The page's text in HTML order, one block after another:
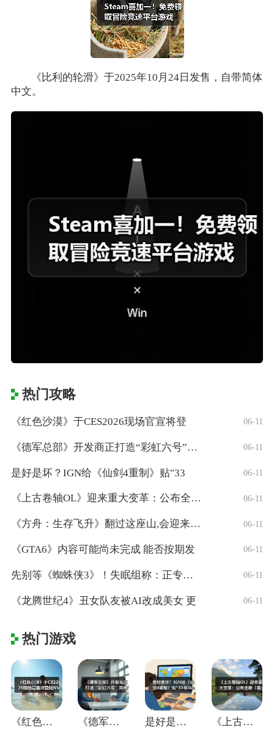
《比利的轮滑》于2025年10月24日发售，自带简体
中文。
热门攻略
《红色沙漠》于CES2026现场官宣将登 06-11
《德军总部》开发商正打造“彩虹六号”风格 06-11
是好是坏？IGN给《仙剑4重制》贴"33 06-11
《上古卷轴OL》迎来重大变革：公布全新「 06-11
《方舟：生存飞升》翻过这座山,会迎来真正 06-11
《GTA6》内容可能尚未完成 能否按期发 06-11
先别等《蜘蛛侠3》！失眠组称：正专注打造 06-11
《龙腾世纪4》丑女队友被AI改成美女 更 06-11
热门游戏
《红色沙漠》于CES2026现场官宣将登 《德军总部》开发商正打造“彩虹六号”风格 是好是坏？IGN给《仙剑4重制》贴"33 《上古卷轴OL》迎来重大变革：公布全新「